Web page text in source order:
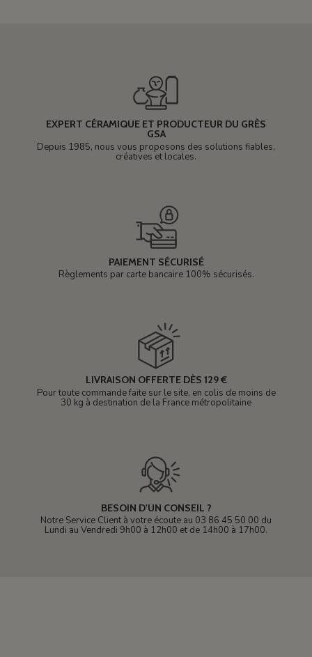
EXPERT CÉRAMIQUE ET PRODUCTEUR DU GRÈS
GSA
Depuis 1985, nous vous proposons des solutions fiables,
créatives et locales.
PAIEMENT SÉCURISÉ
Règlements par carte bancaire 100% sécurisés.
LIVRAISON OFFERTE DÈS 129 €
Pour toute commande faite sur le site, en colis de moins de
30 kg à destination de la France métropolitaine
BESOIN D'UN CONSEIL ?
Notre Service Client à votre écoute au 03 86 45 50 00 du
Lundi au Vendredi 9h00 à 12h00 et de 14h00 à 17h00.